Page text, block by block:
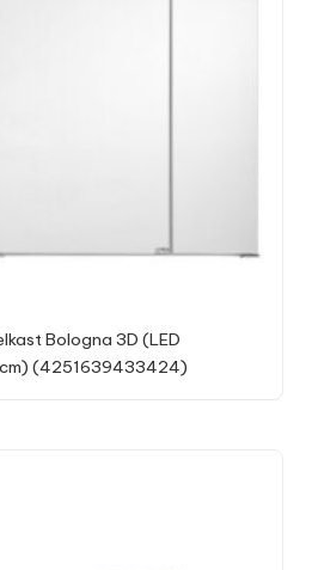
Bologna 3D (LED
(4251639433424)